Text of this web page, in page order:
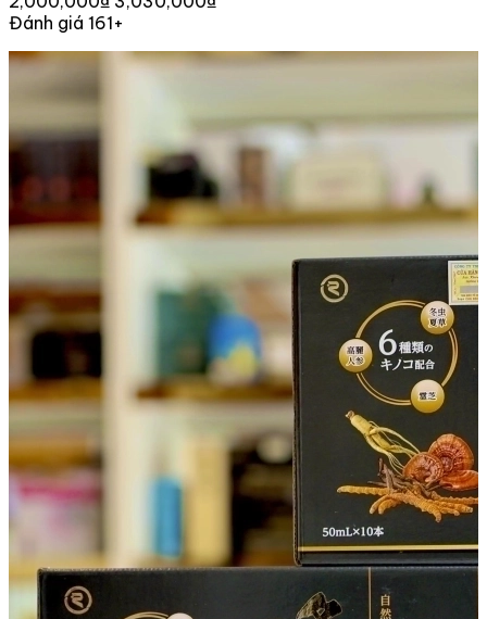
Đánh giá 161+